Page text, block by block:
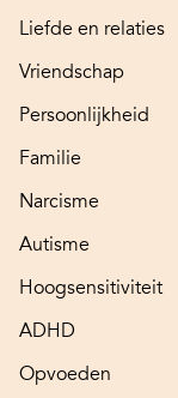
Liefde en relaties
Vriendschap
Persoonlijkheid
Familie
Narcisme
Autisme
Hoogsensitiviteit
ADHD
Opvoeden